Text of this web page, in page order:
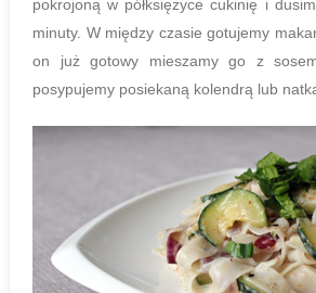
pokrojoną w półksiężyce cukinię i
minuty. W między czasie gotujemy
on już gotowy mieszamy go z
posypujemy posiekaną kolendrą lub